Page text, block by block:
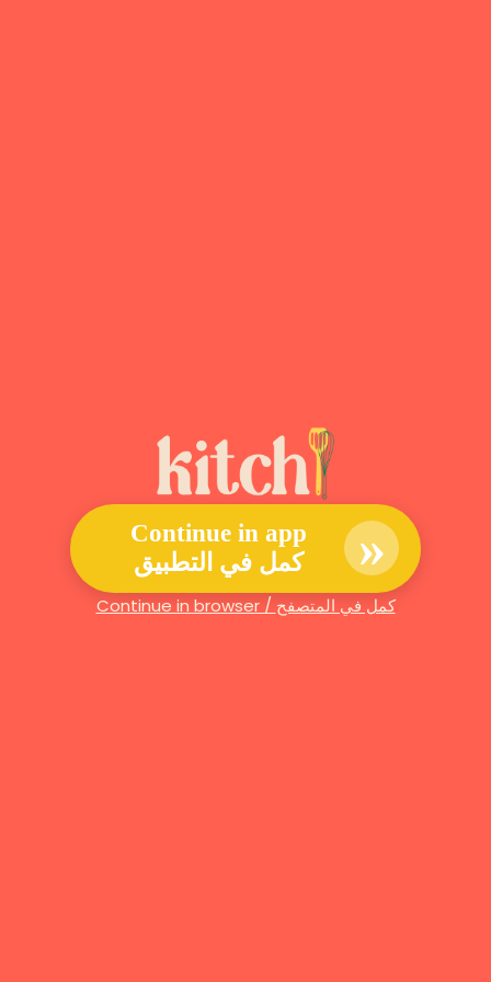
Continue in app
كمل في التطبيق
»
Continue in browser / كمل في المتصفح